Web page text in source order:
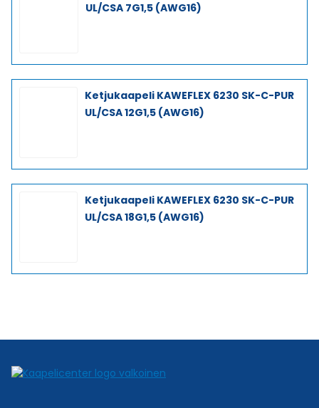
UL/CSA 7G1,5 (AWG16)
Ketjukaapeli KAWEFLEX 6230 SK-C-PUR
UL/CSA 12G1,5 (AWG16)
Ketjukaapeli KAWEFLEX 6230 SK-C-PUR
UL/CSA 18G1,5 (AWG16)